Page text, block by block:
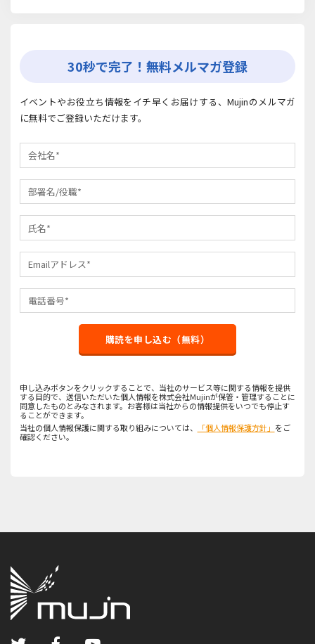
30秒で完了！無料メルマガ登録
イベントやお役立ち情報をイチ早くお届けする、Mujinのメルマガ
に無料でご登録いただけます。
購読を申し込む（無料）
申し込みボタンをクリックすることで、当社のサービス等に関する情報を提供
する目的で、送信いただいた個人情報を株式会社Mujinが保管・管理することに
同意したものとみなされます。お客様は当社からの情報提供をいつでも停止す
ることができます。
当社の個人情報保護に関する取り組みについては、
「個人情報保護方針」 をご
確認ください。